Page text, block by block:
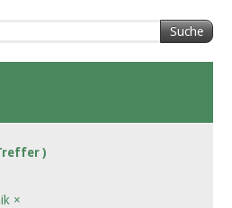
Suche
)
×